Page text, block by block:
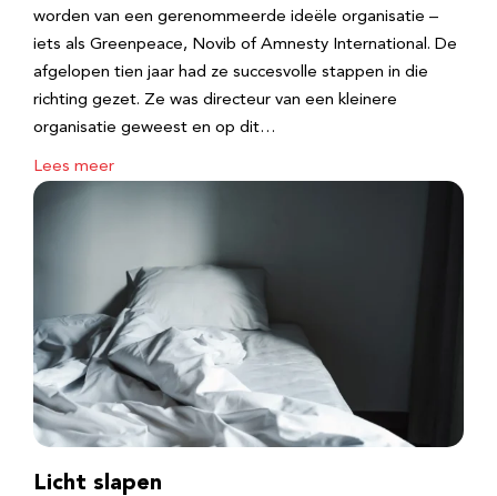
worden van een gerenommeerde ideële organisatie –
iets als Greenpeace, Novib of Amnesty International. De
afgelopen tien jaar had ze succesvolle stappen in die
richting gezet. Ze was directeur van een kleinere
organisatie geweest en op dit…
Lees meer
Licht slapen